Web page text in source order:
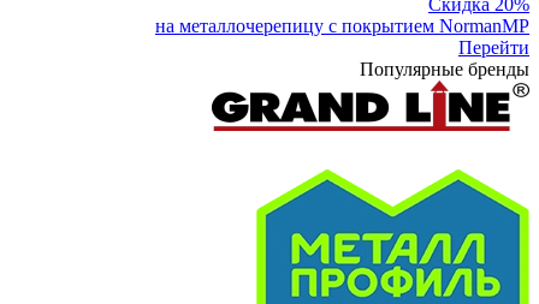
Скидка 20%
на металлочерепицу с покрытием NormanMP
Перейти
Популярные бренды